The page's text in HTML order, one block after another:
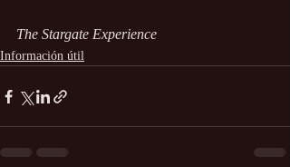
The Stargate Experience
Información útil